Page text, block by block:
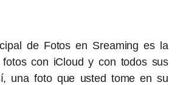
de Fotos en Sreaming es la
fotos con iCloud y con todos sus
una foto que usted tome en su